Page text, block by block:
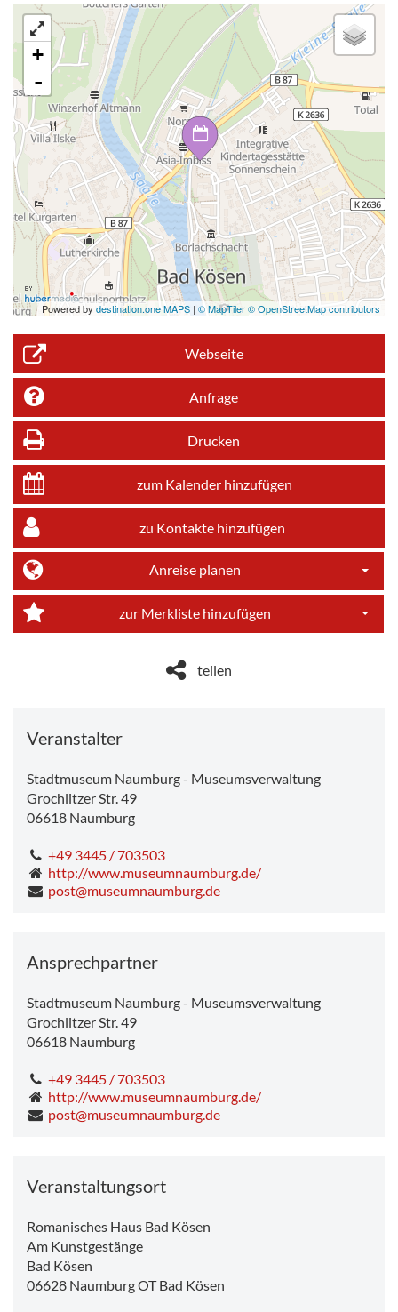
+
-
Powered by destination.one MAPS | © MapTiler © OpenStreetMap contributors
Webseite
Anfrage
Drucken
zum Kalender hinzufügen
zu Kontakte hinzufügen
Anreise planen
zur Merkliste hinzufügen
teilen
Veranstalter
Stadtmuseum Naumburg - Museumsverwaltung
Grochlitzer Str. 49
06618 Naumburg
+49 3445 / 703503
http://www.museumnaumburg.de/
post@museumnaumburg.de
Ansprechpartner
Stadtmuseum Naumburg - Museumsverwaltung
Grochlitzer Str. 49
06618 Naumburg
+49 3445 / 703503
http://www.museumnaumburg.de/
post@museumnaumburg.de
Veranstaltungsort
Romanisches Haus Bad Kösen
Am Kunstgestänge
Bad Kösen
06628 Naumburg OT Bad Kösen